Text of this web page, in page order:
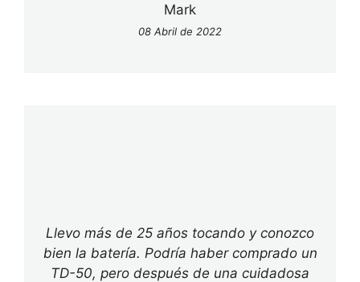
Mark
08 Abril de 2022
Llevo más de 25 años tocando y conozco
bien la batería. Podría haber comprado un
TD-50, pero después de una cuidadosa